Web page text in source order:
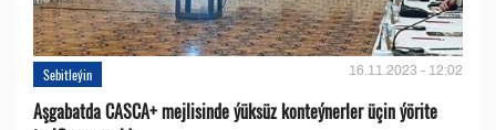
Sebitleýin 16.11.2023 - 12:02
Aşgabatda CASCA+ mejlisinde ýüksüz konteýnerler üçin ýörite